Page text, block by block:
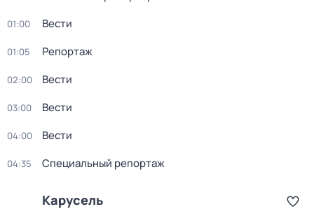
01:00 Вести
01:05 Репортаж
02:00 Вести
03:00 Вести
04:00 Вести
04:35 Специальный репортаж
Карусель